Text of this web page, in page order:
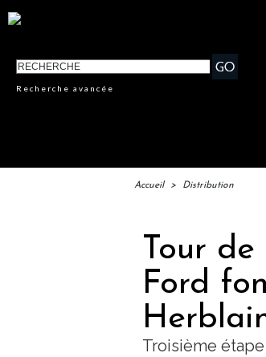
Recherche avancée
Accueil > Distribution
Tour
Ford
Troisième